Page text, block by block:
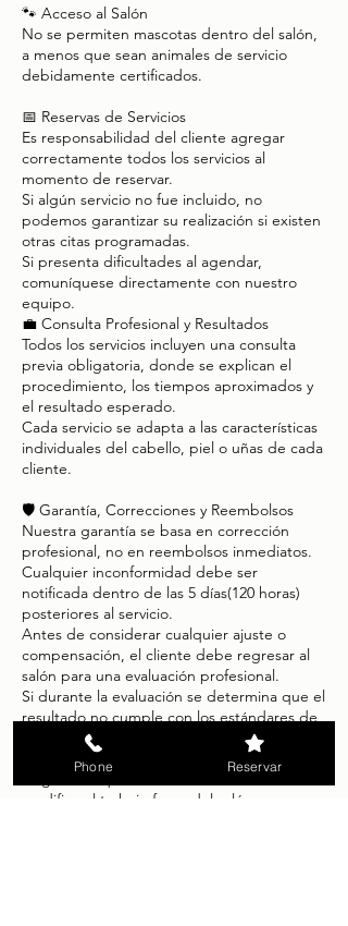
🐾 Acceso al Salón
No se permiten mascotas dentro del salón,
a menos que sean animales de servicio
debidamente certificados.
📅 Reservas de Servicios
Es responsabilidad del cliente agregar
correctamente todos los servicios al
momento de reservar.
Si algún servicio no fue incluido, no
podemos garantizar su realización si existen
otras citas programadas.
Si presenta dificultades al agendar,
comuníquese directamente con nuestro
equipo.
💼 Consulta Profesional y Resultados
Todos los servicios incluyen una consulta
previa obligatoria, donde se explican el
procedimiento, los tiempos aproximados y
el resultado esperado.
Cada servicio se adapta a las características
individuales del cabello, piel o uñas de cada
cliente.
🛡️ Garantía, Correcciones y Reembolsos
Nuestra garantía se basa en corrección
profesional, no en reembolsos inmediatos.
Cualquier inconformidad debe ser
notificada dentro de las 5 días(120 horas)
posteriores al servicio.
Antes de considerar cualquier ajuste o
compensación, el cliente debe regresar al
salón para una evaluación profesional.
Si durante la evaluación se determina que el
resultado no cumple con los estándares de
Glam by Camila, se realizará una corrección
sin costo adicional.
La garantía queda anulada si el cliente:
modifica el trabajo fuera del salón,
Phone Reservar